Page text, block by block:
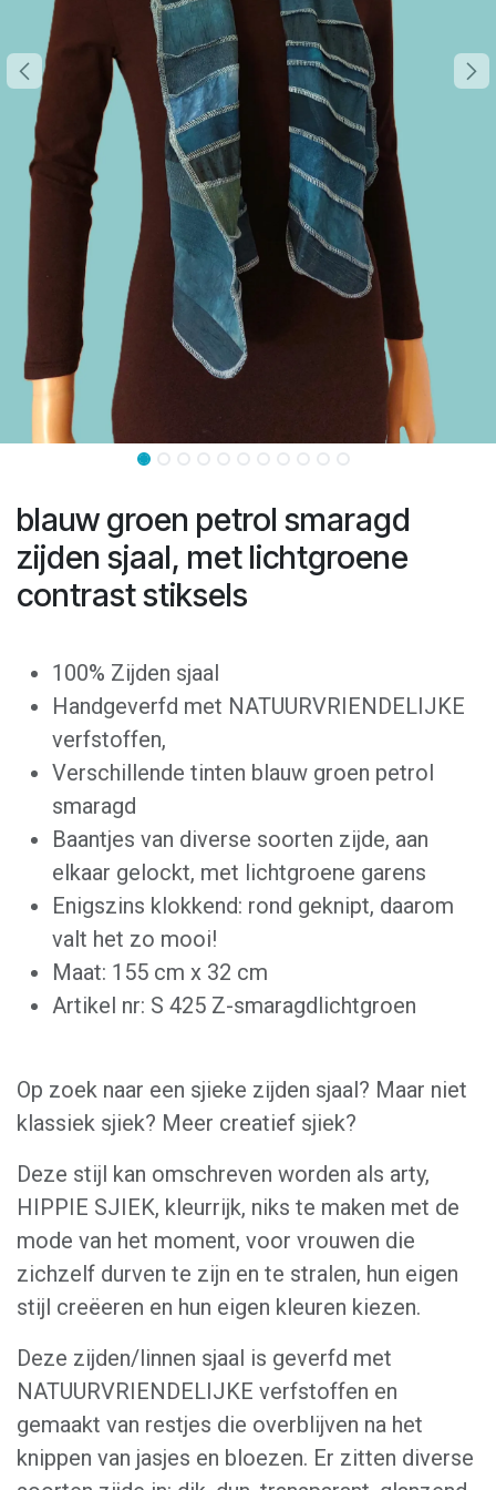
blauw groen petrol smaragd
zijden sjaal, met lichtgroene
contrast stiksels
100% Zijden sjaal
Handgeverfd met NATUURVRIENDELIJKE
verfstoffen,
Verschillende tinten blauw groen petrol
smaragd
Baantjes van diverse soorten zijde, aan
elkaar gelockt, met lichtgroene garens
Enigszins klokkend: rond geknipt, daarom
valt het zo mooi!
Maat: 155 cm x 32 cm
Artikel nr: S 425 Z-smaragdlichtgroen
Op zoek naar een sjieke zijden sjaal? Maar niet
klassiek sjiek? Meer creatief sjiek?
Deze stijl kan omschreven worden als arty,
HIPPIE SJIEK, kleurrijk, niks te maken met de
mode van het moment, voor vrouwen die
zichzelf durven te zijn en te stralen, hun eigen
stijl creëeren en hun eigen kleuren kiezen.
Deze zijden/linnen sjaal is geverfd met
NATUURVRIENDELIJKE verfstoffen en
gemaakt van restjes die overblijven na het
knippen van jasjes en bloezen. Er zitten diverse